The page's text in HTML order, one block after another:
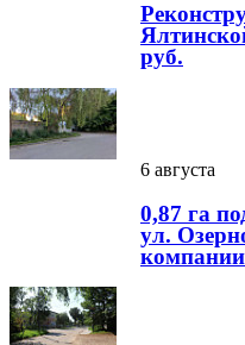
руб.
6 августа
0,87 га
ул.